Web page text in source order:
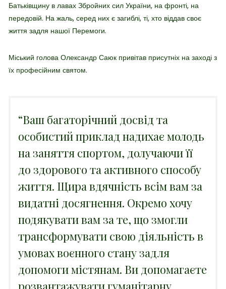
Батьківщину в лавах Збройних сил України, на фронті, на
передовій. На жаль, серед них є загиблі, ті, хто віддав своє
життя задля нашої Перемоги.
Міський голова Олександр Саюк привітав присутніх на заході з
їх професійним святом.
“Ваш багаторічний досвід та
особистий приклад надихає молодь
на заняття спортом, долучаючи її
до здорового та активного способу
життя. Щира вдячність всім вам за
видатні досягнення. Окремо хочу
подякувати вам за те, що змогли
трансформувати свою діяльність в
умовах воєнного стану задля
допомоги містянам. Ви допомагаєте